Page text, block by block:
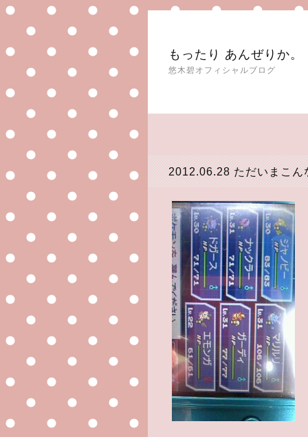
もったり あんぜりか。
悠木碧オフィシャルブログ
2012.06.28 ただいまこん